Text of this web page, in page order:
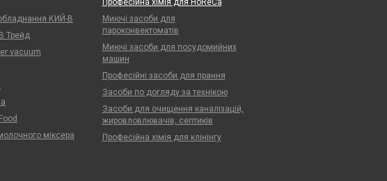
КИЙ-В
Трейд
vacuum
міксера
Професійна хімія для HoReCa
Миючі засоби для
пароконвектоматів
Миючі засоби для посудомийних
машин
Професійні засоби для прання
Засоби по догляду за технікою
Засоби для очищення каналізацій,
жировловлювачів, септиків
Професійна хімія для клінінгу